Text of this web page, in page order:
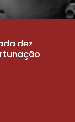
dez